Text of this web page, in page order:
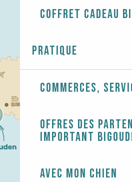
Coffret cadeau
Pratique
Commerces,
Offres des
Important
Avec mon chien